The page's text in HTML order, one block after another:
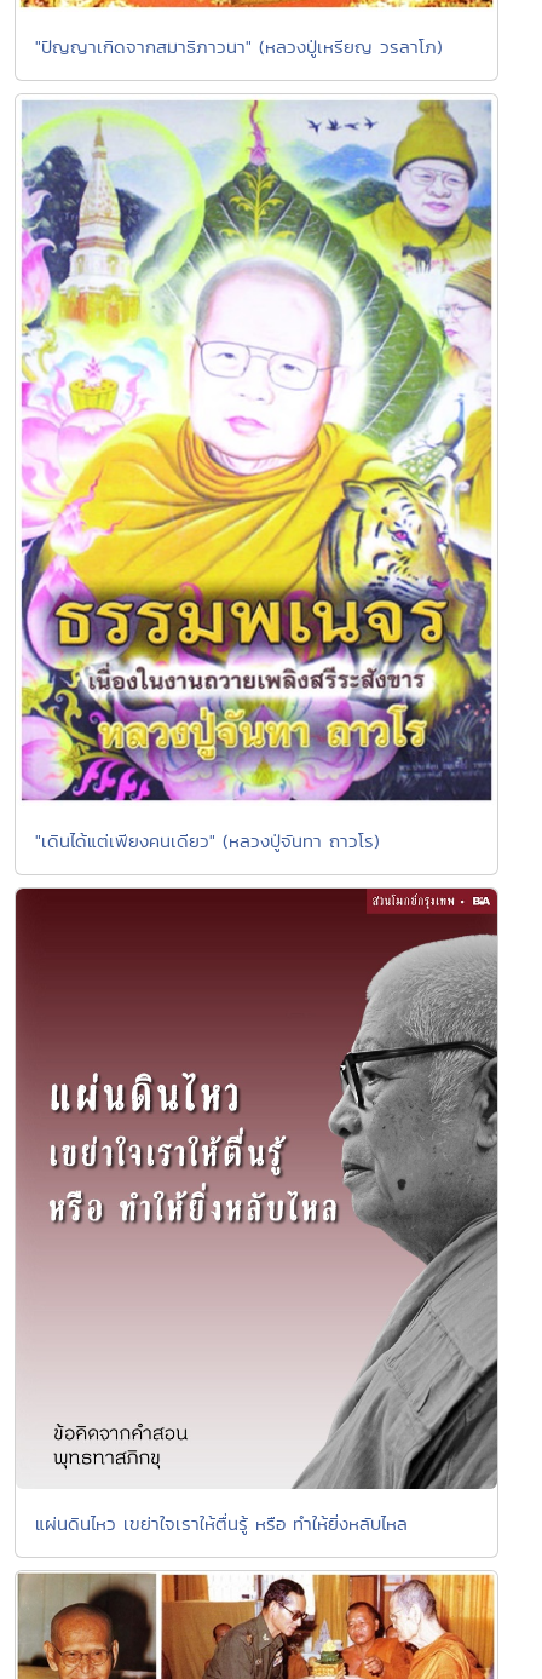
"ปัญญาเกิดจากสมาธิภาวนา" (หลวงปู่เหรียญ วรลาโภ)
"เดินได้แต่เพียงคนเดียว" (หลวงปู่จันทา ถาวโร)
แผ่นดินไหว เขย่าใจเราให้ตื่นรู้ หรือ ทำให้ยิ่งหลับไหล